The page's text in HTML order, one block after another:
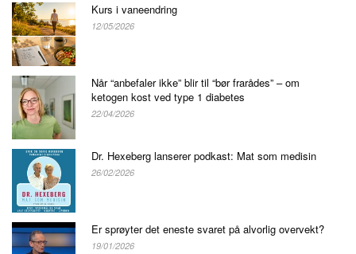
Kurs i vaneendring
12/05/2026
Når “anbefaler ikke” blir til “bør frarådes” – om
ketogen kost ved type 1 diabetes
22/04/2026
Dr. Hexeberg lanserer podkast: Mat som medisin
26/02/2026
Er sprøyter det eneste svaret på alvorlig overvekt?
19/01/2026